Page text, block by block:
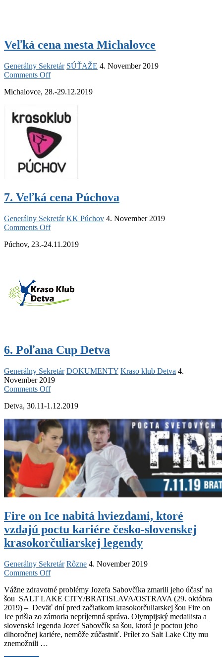
Veľká cena mesta Michalovce
Generálny Sekretár SÚŤAŽE 4. November 2019
Comments Offon
cena
Michalovce
Michalovce, 28.-29.12.2019
7. Veľká cena Púchova
Generálny Sekretár KK Púchov 4. November 2019
Comments Offon
Veľká
Púchov, 23.-24.11.2019
6. Poľana Cup Detva
Generálny Sekretár DOKUMENTY Kraso klub Detva 4.
November 2019
Comments Offon
Poľana
Detva
Detva, 30.11-1.12.2019
Fire on Ice nabitá hviezdami, ktoré
vzdajú poctu kariére česko-slovenskej
krasokorčuliarskej legendy
Generálny Sekretár Rôzne 4. November 2019
Comments Offon
on
Ice
nabitá
hviezdami,
ktoré
vzdajú
Vážne zdravotné problémy Jozefa Sabovčíka zmarili jeho účasť na
šou SALT LAKE CITY/BRATISLAVA/OSTRAVA (29. októbra
2019) – Deväť dní pred začiatkom krasokorčuliarskej šou Fire on
Ice prišla zo zámoria nepríjemná správa. Olympijský medailista a
slovenská legenda Jozef Sabovčík sa šou, ktorá je poctou jeho
dlhoročnej kariére, nemôže zúčastniť. Prílet zo Salt Lake City mu
znemožnili …